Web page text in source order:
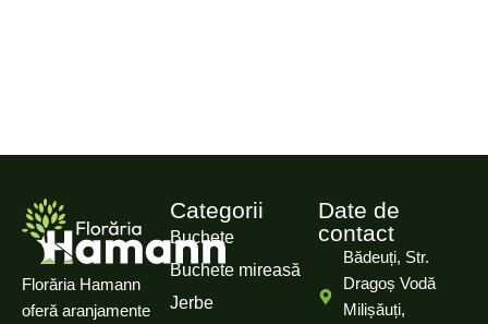
Florăria Hamann
oferă aranjamente
Categorii
Buchete
Buchete mireasă
Jerbe
Date de
contact
Bădeuți, Str.
Dragoș Vodă
Milișăuți,